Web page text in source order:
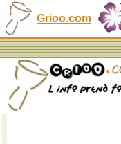
Grioo.com